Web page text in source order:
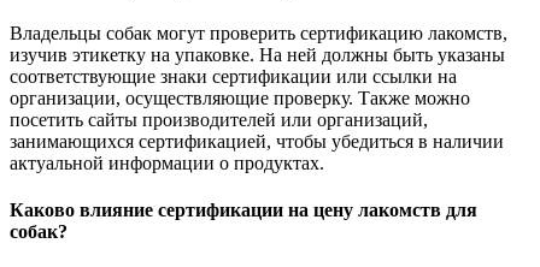
Владельцы собак могут проверить сертификацию лакомств,
изучив этикетку на упаковке. На ней должны быть указаны
соответствующие знаки сертификации или ссылки на
организации, осуществляющие проверку. Также можно
посетить сайты производителей или организаций,
занимающихся сертификацией, чтобы убедиться в наличии
актуальной информации о продуктах.
Каково влияние сертификации на цену лакомств для
собак?